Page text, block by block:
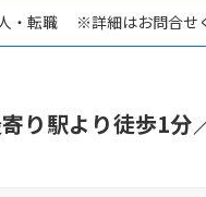
・転職 ※詳細はお問合せ
寄り駅より徒歩1